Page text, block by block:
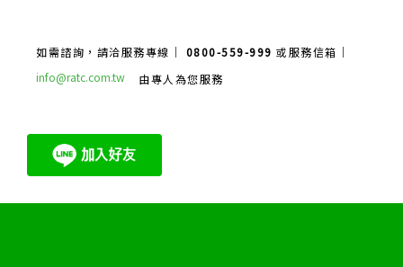
如需諮詢，請洽服務專線｜ 0800-559-999 或服務信箱｜
info@ratc.com.tw
由專人為您服務